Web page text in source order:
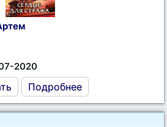
2020
Подробнее